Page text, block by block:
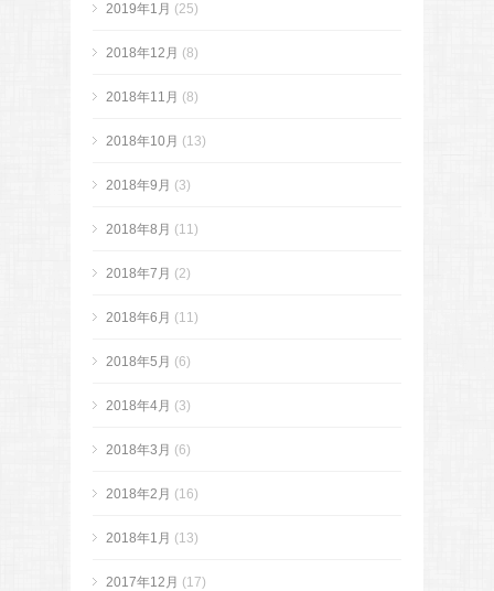
2019年1月 (25)
2018年12月 (8)
2018年11月 (8)
2018年10月 (13)
2018年9月 (3)
2018年8月 (11)
2018年7月 (2)
2018年6月 (11)
2018年5月 (6)
2018年4月 (3)
2018年3月 (6)
2018年2月 (16)
2018年1月 (13)
2017年12月 (17)